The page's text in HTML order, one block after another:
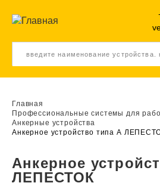
введите наименование устройства.
Главная
Профессиональные системы для
Анкерные устройства
Анкерное устройство типа А
Анкерное
ЛЕПЕСТОК